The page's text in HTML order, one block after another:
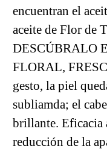
encuentran el
aceite de Flor de
DESCÚBRALO
FLORAL,
gesto, la piel
subliamda; el
brillante. Eficacia
reducción de la